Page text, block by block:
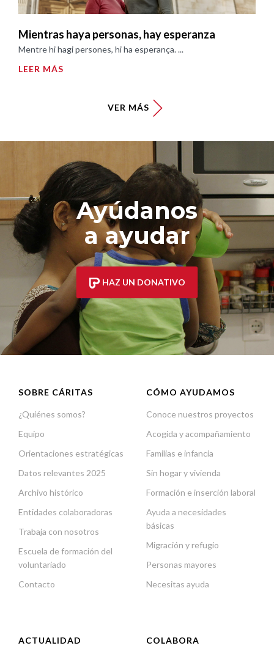
Mientras haya personas, hay esperanza
Mentre hi hagi persones, hi ha esperança. ...
LEER MÁS
VER MÁS
Ayúdanos
a ayudar
HAZ UN DONATIVO
SOBRE CÁRITAS
¿Quiénes somos?
Equipo
Orientaciones estratégicas
Datos relevantes 2025
Archivo histórico
Entidades colaboradoras
Trabaja con nosotros
Escuela de formación del
voluntariado
Contacto
CÓMO AYUDAMOS
Conoce nuestros proyectos
Acogida y acompañamiento
Familias e infancia
Sin hogar y vivienda
Formación e inserción laboral
Ayuda a necesidades
básicas
Migración y refugio
Personas mayores
Necesitas ayuda
ACTUALIDAD COLABORA